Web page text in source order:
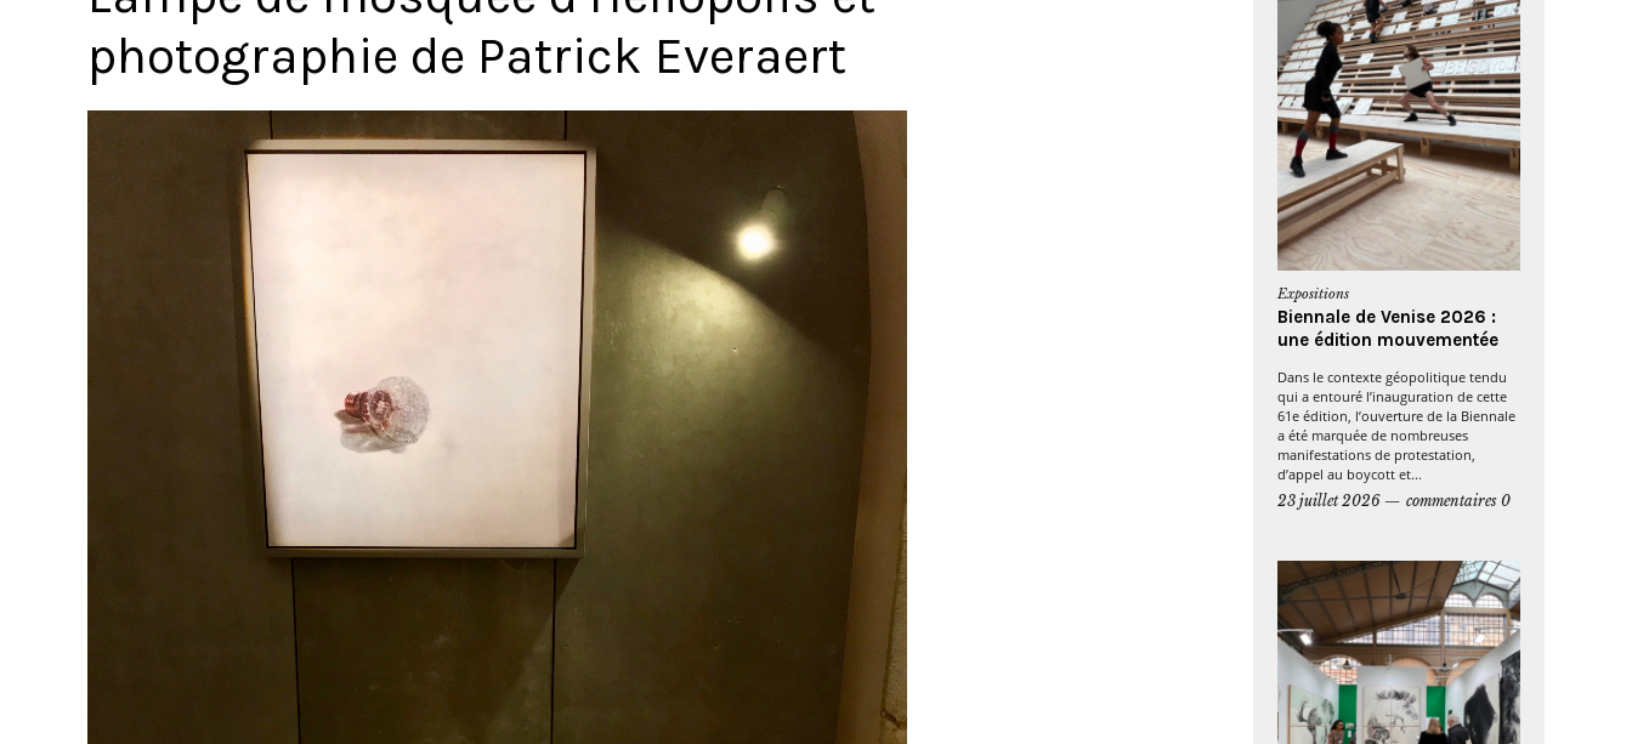
photographie de Patrick Everaert
Expositions
Biennale de Venise 2026 :
une édition mouvementée
Dans le contexte géopolitique tendu
qui a entouré l’inauguration de cette
61e édition, l’ouverture de la Biennale
a été marquée de nombreuses
manifestations de protestation,
d’appel au boycott et...
23 juillet 2026
commentaires 0